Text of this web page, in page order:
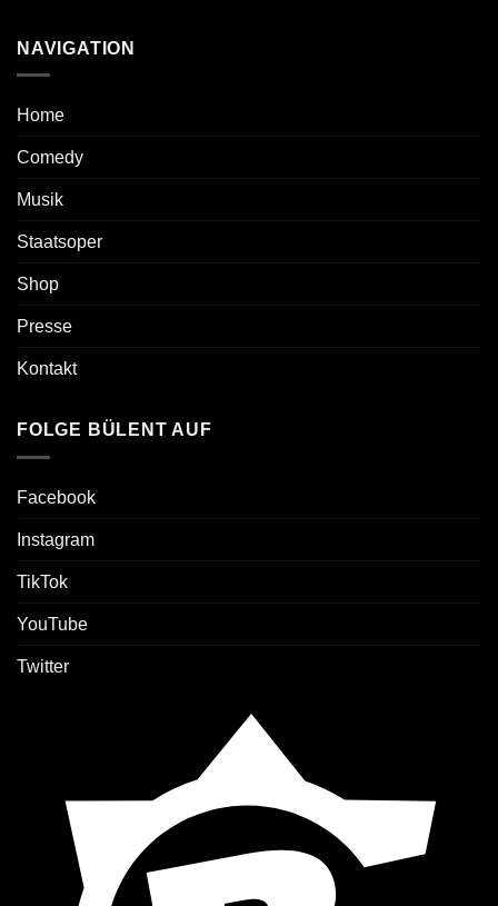
NAVIGATION
Home
Comedy
Musik
Staatsoper
Shop
Presse
Kontakt
FOLGE BÜLENT AUF
Facebook
Instagram
TikTok
YouTube
Twitter